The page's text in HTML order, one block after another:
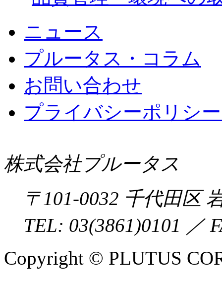
ニュース
プルータス・コラム
お問い合わせ
プライバシーポリシ
株式会社プルータス
〒101-0032 千代田区
TEL: 03(3861)0101 ／
Copyright © PLUTUS